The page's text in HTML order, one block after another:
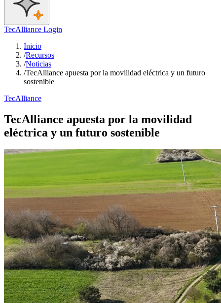
TecAlliance Login
Inicio
/Recursos
/Noticias
/TecAlliance apuesta por la movilidad eléctrica y un futuro
sostenible
TecAlliance
TecAlliance apuesta por la movilidad
eléctrica y un futuro sostenible